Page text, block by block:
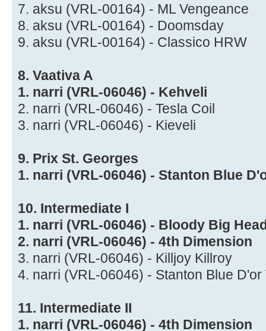
7. aksu (VRL-00164) - ML Vengeance
8. aksu (VRL-00164) - Doomsday
9. aksu (VRL-00164) - Classico HRW
8. Vaativa A
1. narri (VRL-06046) - Kehveli
2. narri (VRL-06046) - Tesla Coil
3. narri (VRL-06046) - Kieveli
9. Prix St. Georges
1. narri (VRL-06046) - Stanton Blue
10. Intermediate I
1. narri (VRL-06046) - Bloody Big
2. narri (VRL-06046) - 4th Dimension
3. narri (VRL-06046) - Killjoy Killroy
4. narri (VRL-06046) - Stanton Blue
11. Intermediate II
1. narri (VRL-06046) - 4th Dimension